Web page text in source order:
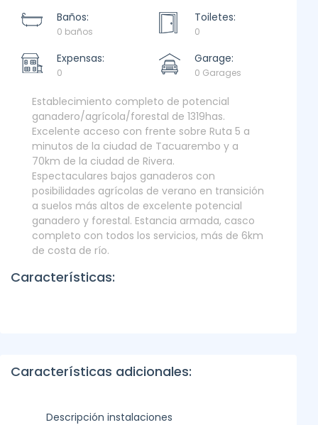
Baños:
0 baños
Toiletes:
0
Expensas:
0
Garage:
0 Garages
Establecimiento completo de potencial
ganadero/agrícola/forestal de 1319has.
Excelente acceso con frente sobre Ruta 5 a
minutos de la ciudad de Tacuarembo y a
70km de la ciudad de Rivera.
Espectaculares bajos ganaderos con
posibilidades agrícolas de verano en transición
a suelos más altos de excelente potencial
ganadero y forestal. Estancia armada, casco
completo con todos los servicios, más de 6km
de costa de río.
Características:
Características adicionales:
Descripción instalaciones